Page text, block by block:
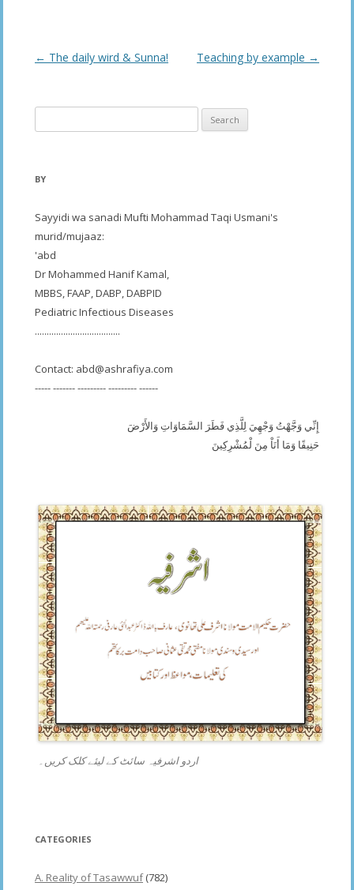
Post
← The daily wird & Sunna! Teaching by example →
for:
BY
Sayyidi wa sanadi Mufti Mohammad Taqi Usmani's
murid/mujaaz:
'abd
Dr Mohammed Hanif Kamal,
MBBS, FAAP, DABP, DABPID
Pediatric Infectious Diseases
....................................
Contact: abd@ashrafiya.com
----- ------- --------- --------- ------
إِنِّي وَجَّهْتُ وَجْهِيَ لِلَّذِي فَطَرَ السَّمَاوَاتِ وَالأَرْضَ
حَنِيفًا وَمَا أَنَاْ مِنَ لْمُشْرِكِينَ
اردو اشرفیہ سائٹ کے لیئے کلک کریں۔
CATEGORIES
A. Reality of Tasawwuf(782)